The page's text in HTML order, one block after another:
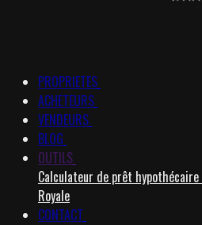
PROPRIETES
ACHETEURS
VENDEURS
BLOG
OUTILS
Calculateur de prêt hypothécaire
Royale
CONTACT